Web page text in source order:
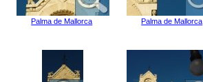
Palma de Mallorca Palma de Mallorca